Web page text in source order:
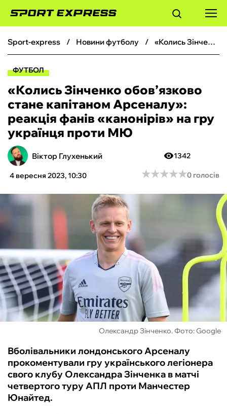
ФУТБОЛ
БОКС
ХОКЕЙ
ТЕНІС
КІБЕРСПОРТ
ФУТЗАЛ
ІНШІ
БУКМЕКЕРИ
sport-express новини футболу «Колись Зінченко обов’язково стане капітаном Арсеналу»: реакція фанів «канонірів» на гру українця проти МЮ
ФУТБОЛ
«Колись Зінченко обов’язково
стане капітаном Арсеналу»:
реакція фанів «канонірів» на гру
українця проти МЮ
Віктор Глухенький
4 вересня 2023, 10:30
1342
★★★★★
★★★★★0 голосів
Олександр Зінченко. Фото: Google
Вболівальники лондонського Арсеналу
прокоментували гру українського легіонера
свого клубу Олександра Зінченка в матчі
четвертого туру АПЛ проти Манчестер
Юнайтед.